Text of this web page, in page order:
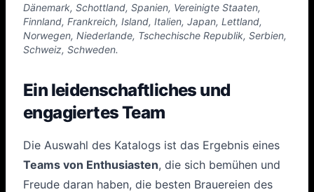
Dänemark, Schottland, Spanien, Vereinigte Staaten,
Finnland, Frankreich, Island, Italien, Japan, Lettland,
Norwegen, Niederlande, Tschechische Republik, Serbien,
Schweiz, Schweden.
Ein leidenschaftliches und
engagiertes Team
Die Auswahl des Katalogs ist das Ergebnis eines
Teams von Enthusiasten, die sich bemühen und
Freude daran haben, die besten Brauereien des